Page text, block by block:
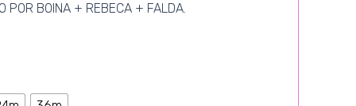
POR BOINA + REBECA + FALDA.